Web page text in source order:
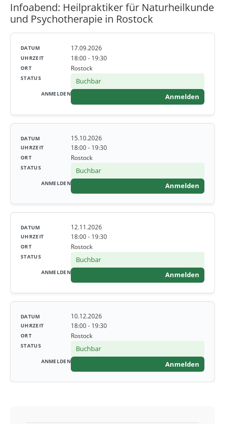
Infoabend: Heilpraktiker für Naturheilkunde
und Psychotherapie in Rostock
17.09.2026
18:00 - 19:30
Rostock
Buchbar
Anmelden
15.10.2026
18:00 - 19:30
Rostock
Buchbar
Anmelden
12.11.2026
18:00 - 19:30
Rostock
Buchbar
Anmelden
10.12.2026
18:00 - 19:30
Rostock
Buchbar
Anmelden